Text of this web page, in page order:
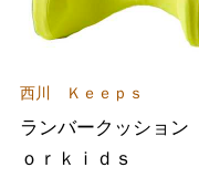
西川 Ｋｅｅｐｓ
ランバークッショ
ｏｒｋｉｄｓ